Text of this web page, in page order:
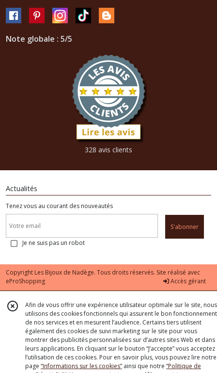
Note globale : 5/5
328 avis clients
Actualités
Tenez vous au courant des nouveautés
S'abonner
Je ne suis pas un robot
Copyright Les Bijoux de Nadège. Tous droits réservés. Site réalisé avec
eProShopping
Accès gérant
Afin de vous offrir une expérience utilisateur optimale sur le site, nous
utilisons des cookies fonctionnels qui assurent le bon fonctionnement
de nos services et en mesurent l’audience. Certains tiers utilisent
également des cookies de suivi marketing sur le site pour vous
montrer des publicités personnalisées sur d’autres sites Web et dans
leurs applications. En cliquant sur le bouton “J’accepte” vous acceptez
l’utilisation de ces cookies. Pour en savoir plus, vous pouvez lire notre
page “Informations sur les cookies” ainsi que notre “Politique de